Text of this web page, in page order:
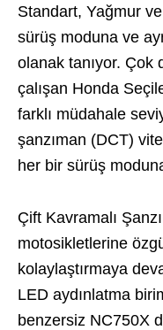
Standart, Yağmur
sürüş moduna ve
olanak tanıyor. Çok
çalışan Honda
farklı müdahale
şanzıman (DCT)
her bir sürüş
Çift Kavramalı
motosikletlerine
kolaylaştırmaya
LED aydınlatma
benzersiz NC750X